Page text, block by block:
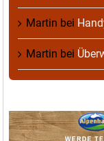
Martin bei
Martin bei